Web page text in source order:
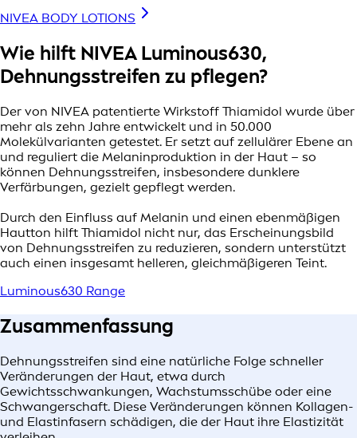
NIVEA BODY LOTIONS
Wie hilft NIVEA Luminous630,
Dehnungsstreifen zu pflegen?
Der von NIVEA patentierte Wirkstoff Thiamidol wurde über
mehr als zehn Jahre entwickelt und in 50.000
Molekülvarianten getestet. Er setzt auf zellulärer Ebene an
und reguliert die Melaninproduktion in der Haut – so
können Dehnungsstreifen, insbesondere dunklere
Verfärbungen, gezielt gepflegt werden.
Durch den Einfluss auf Melanin und einen ebenmäßigen
Hautton hilft Thiamidol nicht nur, das Erscheinungsbild
von Dehnungsstreifen zu reduzieren, sondern unterstützt
auch einen insgesamt helleren, gleichmäßigeren Teint.
Luminous630 Range
Zusammenfassung
Dehnungsstreifen sind eine natürliche Folge schneller
Veränderungen der Haut, etwa durch
Gewichtsschwankungen, Wachstumsschübe oder eine
Schwangerschaft. Diese Veränderungen können Kollagen-
und Elastinfasern schädigen, die der Haut ihre Elastizität